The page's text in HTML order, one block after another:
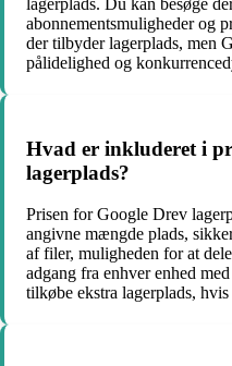
abonnementsmuligheder og
der tilbyder lagerplads, men
pålidelighed og
Hvad er inkluderet i
lagerplads?
Prisen for Google Drev
angivne mængde plads,
af filer, muligheden for at
adgang fra enhver enhed
tilkøbe ekstra lagerplads,